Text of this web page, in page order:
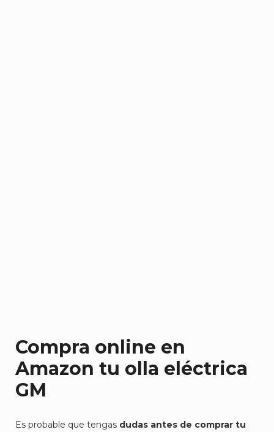
Compra online en
Amazon tu olla eléctrica
GM
Es probable que tengas dudas antes de comprar tu